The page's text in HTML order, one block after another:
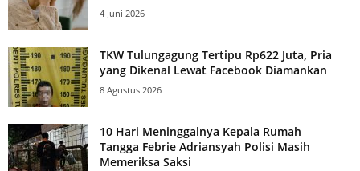
4 Juni 2026
TKW Tulungagung Tertipu Rp622 Juta, Pria
yang Dikenal Lewat Facebook Diamankan
8 Agustus 2026
10 Hari Meninggalnya Kepala Rumah
Tangga Febrie Adriansyah Polisi Masih
Memeriksa Saksi